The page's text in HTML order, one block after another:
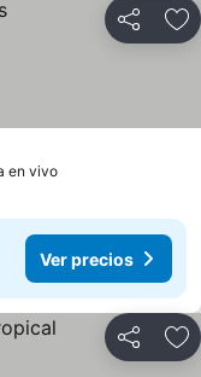
Compartir
en vivo
Ver precios
Compartir